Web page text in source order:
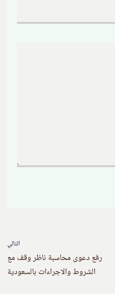
التالي
رفع دعوى محاسبة ناظر وقف مع
الشروط والاجراءات بالسعودية